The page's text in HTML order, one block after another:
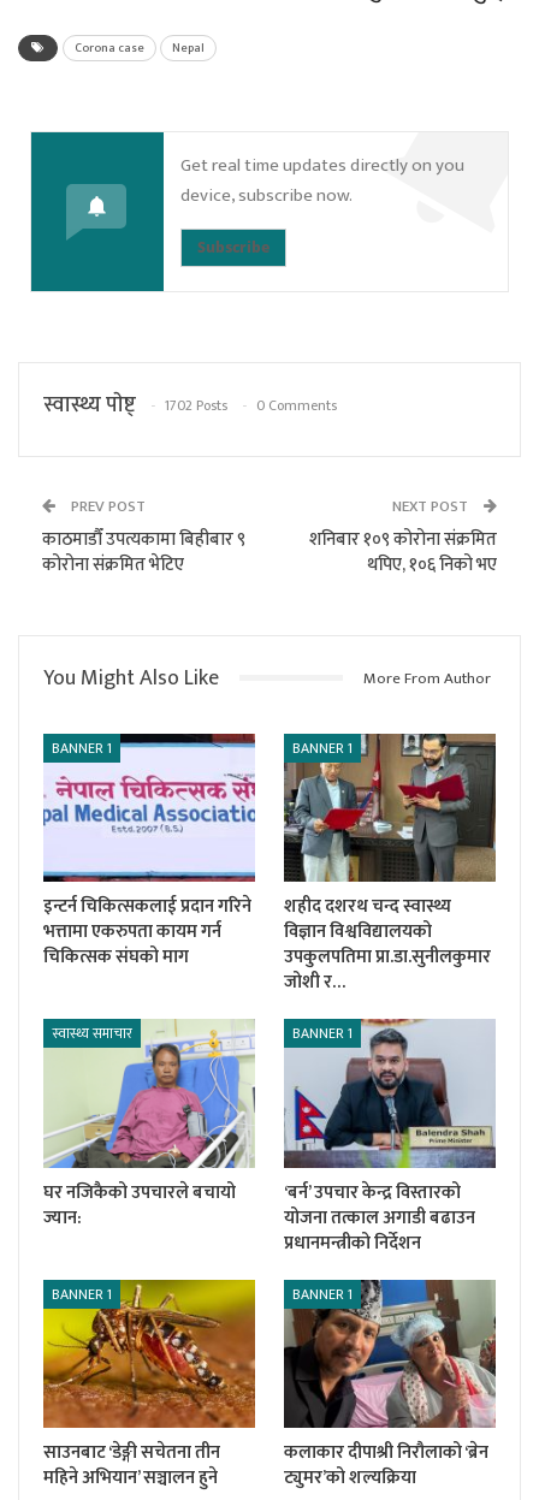
Corona case Nepal
Get real time updates directly on you
device, subscribe now.
Subscribe
स्वास्थ्य पाेष्ट् 1702 Posts 0 Comments
PREV POST
काठमाडौँ उपत्यकामा बिहीबार ९
कोरोना संक्रमित भेटिए
NEXT POST
शनिबार १०९ कोरोना संक्रमित
थपिए, १०६ निको भए
You Might Also Like More From Author
BANNER 1
इन्टर्न चिकित्सकलाई प्रदान गरिने
भत्तामा एकरुपता कायम गर्न
चिकित्सक संघको माग
BANNER 1
शहीद दशरथ चन्द स्वास्थ्य
विज्ञान विश्वविद्यालयको
उपकुलपतिमा प्रा.डा.सुनीलकुमार
जोशी र…
स्वास्थ्य समाचार
घर नजिकैको उपचारले बचायो
ज्यान:
BANNER 1
‘बर्न’ उपचार केन्द्र विस्तारको
योजना तत्काल अगाडी बढाउन
प्रधानमन्त्रीको निर्देशन
BANNER 1
साउनबाट ‘डेङ्गी सचेतना तीन
महिने अभियान’ सञ्चालन हुने
BANNER 1
कलाकार दीपाश्री निरौलाको ‘ब्रेन
ट्युमर’को शल्यक्रिया